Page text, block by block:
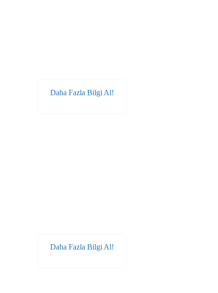
Daha Fazla Bilgi Al!
Daha Fazla Bilgi Al!